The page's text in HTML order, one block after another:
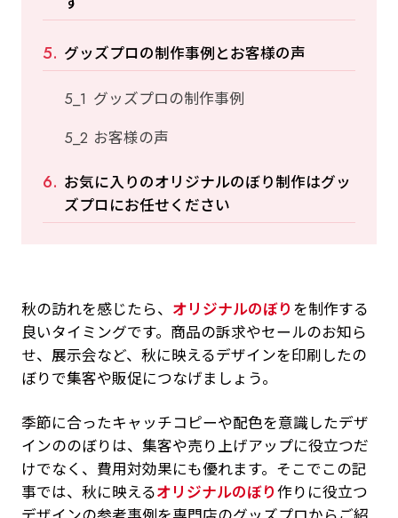
グッズプロの制作事例とお客様の声
グッズプロの制作事例
お客様の声
お気に入りのオリジナルのぼり制作はグッ
ズプロにお任せください
秋の訪れを感じたら、 オリジナルのぼり を制作する
良いタイミングです。商品の訴求やセールのお知ら
せ、展示会など、秋に映えるデザインを印刷したの
ぼりで集客や販促につなげましょう。
季節に合ったキャッチコピーや配色を意識したデザ
インののぼりは、集客や売り上げアップに役立つだ
けでなく、費用対効果にも優れます。そこでこの記
事では、秋に映えるオリジナルのぼり作りに役立つ